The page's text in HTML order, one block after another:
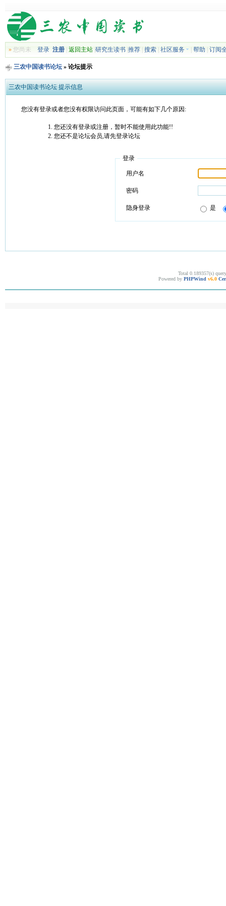
»您尚未 登录 注册| 返回主站| 研究生读书| 推荐| 搜索| 社区服务 帮助 订阅
三农中国读书论坛» 论坛提示
三农中国读书论坛 提示信息
您没有登录或者您没有权限访问此页面，可能有如下几个原因:
您还没有登录或注册，暂时不能使用此功能!!
您还不是论坛会员,请先登录论坛
登录
用户名
密码
隐身登录 是
Total 0.189357(s)
Powered by PHPWind v6.0